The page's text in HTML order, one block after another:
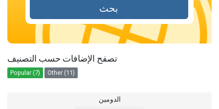
بحث
تصفح الإضافات حسب التصنيف
Popular (7) Other (11)
الدومين